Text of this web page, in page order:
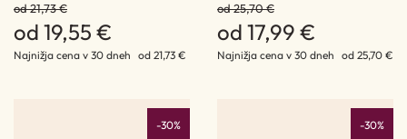
od 21,73 €
od 19,55 €
Najnižja cena v 30 dneh od 21,73 €
od 25,70 €
od 17,99 €
Najnižja cena v 30 dneh od 25,70 €
-30% -30%